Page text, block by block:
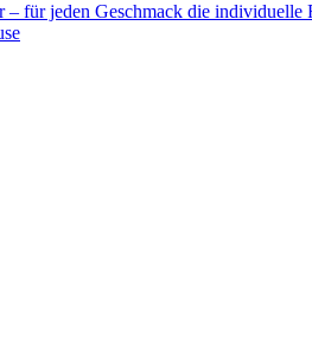
– für jeden Geschmack die individuelle